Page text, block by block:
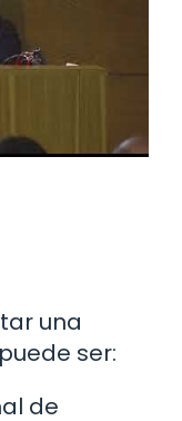
una
ser:
de